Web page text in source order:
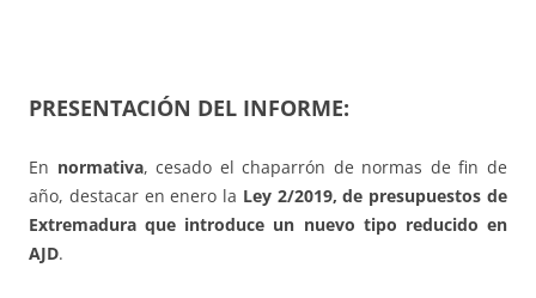
PRESENTACIÓN DEL INFORME:
En normativa, cesado el chaparrón de normas de fin de
año, destacar en enero la Ley2/2019, de presupuestos de
Extremadura que introduce un nuevo tipo reducido en
AJD.